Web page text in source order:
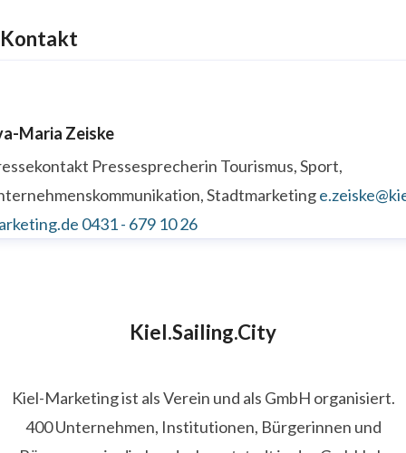
Kontakt
Maria Zeiske
Pressesprecherin Tourismus, Sport,
Stadtmarketing
0431 - 679 10 26
Kiel.Sailing.City
Kiel-Marketing ist als Verein und als GmbH organisiert.
400 Unternehmen, Institutionen, Bürgerinnen und